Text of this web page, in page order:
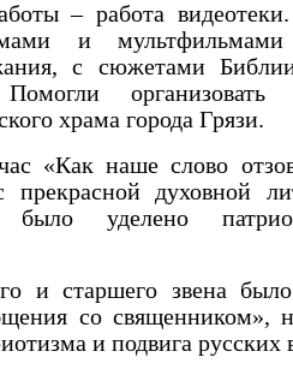
– работа
и мультфильмами
с сюжетами
организовать
храма города Грязи.
«Как наше слово
прекрасной духовной
уделено
и старшего звена
со священником»,
и подвига русских